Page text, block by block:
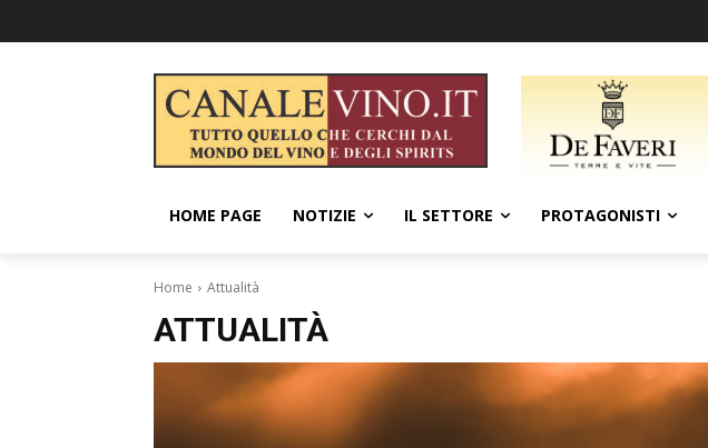
HOME PAGE NOTIZIE IL SETTORE PROTAGONISTI
Home Attualità
ATTUALITÀ